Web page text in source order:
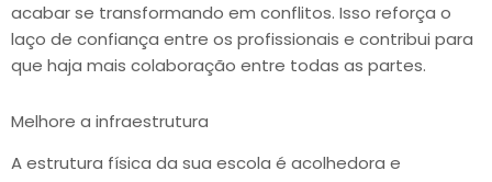
acabar se transformando em conflitos. Isso reforça o
laço de confiança entre os profissionais e contribui para
que haja mais colaboração entre todas as partes.
Melhore a infraestrutura
A estrutura física da sua escola é acolhedora e